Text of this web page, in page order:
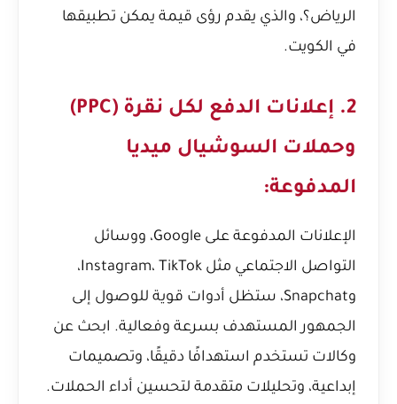
الرياض؟، والذي يقدم رؤى قيمة يمكن تطبيقها
في الكويت.
2. إعلانات الدفع لكل نقرة (PPC)
وحملات السوشيال ميديا
المدفوعة:
الإعلانات المدفوعة على Google، ووسائل
التواصل الاجتماعي مثل Instagram، TikTok،
وSnapchat، ستظل أدوات قوية للوصول إلى
الجمهور المستهدف بسرعة وفعالية. ابحث عن
وكالات تستخدم استهدافًا دقيقًا، وتصميمات
إبداعية، وتحليلات متقدمة لتحسين أداء الحملات.